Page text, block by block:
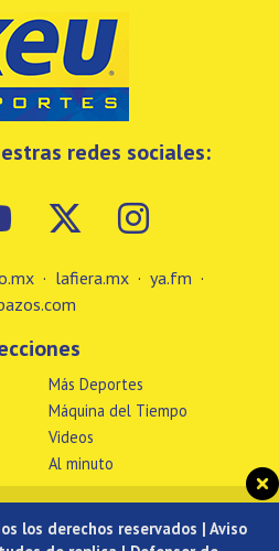
redes sociales:
· lafiera.mx · ya.fm ·
Más Deportes
Máquina del Tiempo
Videos
Al minuto
los derechos reservados | Aviso